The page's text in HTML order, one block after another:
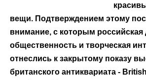
вещи. Подтверждением этому
внимание, с которым российская
общественность и творческая
отнеслись к закрытому показу
британского антиквариата -